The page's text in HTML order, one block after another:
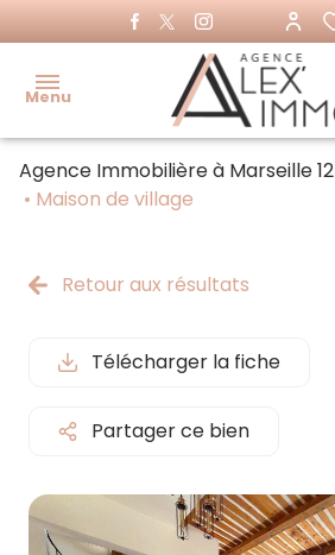
Menu
Accueil
Louer
Immo
pro
immo
immo pro
Estimer
Faire
gérer
Agence Immobilière à Marseille 12
Maison de village
Retour aux résultats
Télécharger la fiche
Partager ce bien